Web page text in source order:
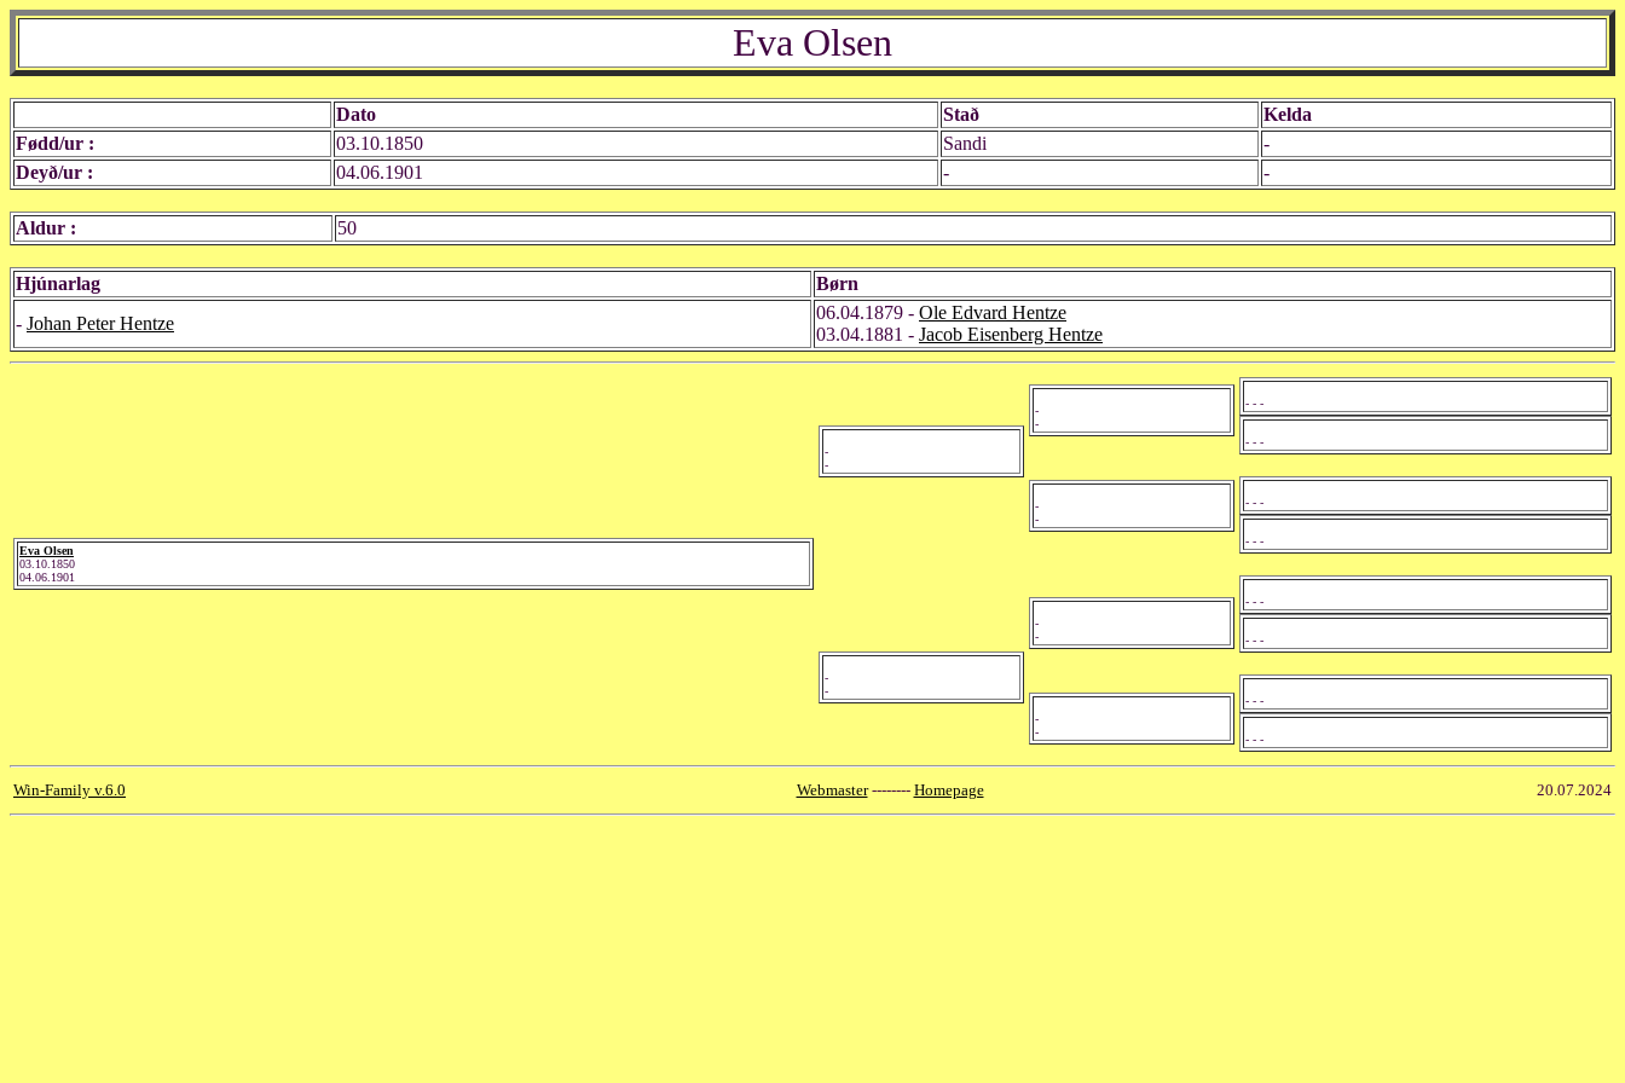
Eva Olsen
Dato Stað
Kelda
Fødd/ur :
03.10.1850 Sandi
-
Deyð/ur :
04.06.1901 - -
Aldur : 50
Hjúnarlag
Børn
- Johan Peter Hentze
06.04.1879 - Ole Edvard Hentze
03.04.1881 - Jacob Eisenberg Hentze
Eva Olsen
03.10.1850
04.06.1901
-
-
-
-
-
-
-
-
-
-
-
-
- - -
- - -
- - -
- - -
- - -
- - -
- - -
- - -
Win-Family v.6.0 Webmaster-------- Homepage 20.07.2024